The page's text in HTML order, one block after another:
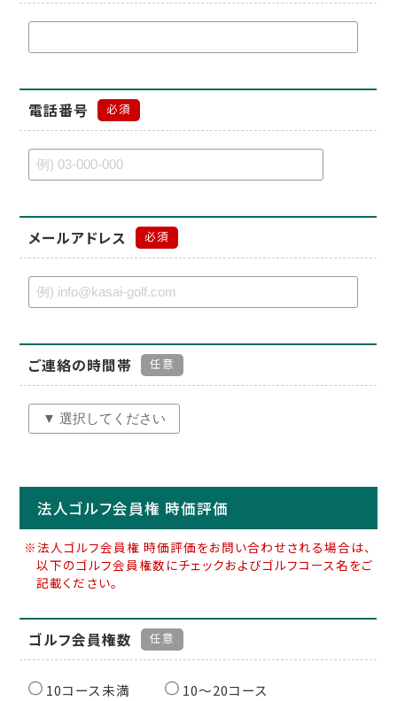
電話番号 必須
メールアドレス 必須
ご連絡の時間帯 任意
法人ゴルフ会員権 時価評価
※法人ゴルフ会員権 時価評価をお問い合わせされる場合は、
以下のゴルフ会員権数にチェックおよびゴルフコース名をご
記載ください。
ゴルフ会員権数 任意
10コース未満
10〜20コース